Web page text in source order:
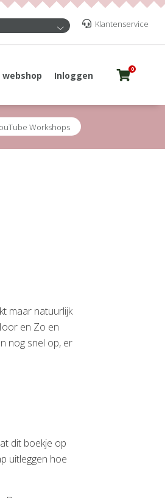
Klantenservice
Inloggen
0
Workshops
maar natuurlijk
en Zo en
nog snel op, er
dit boekje op
uitleggen hoe